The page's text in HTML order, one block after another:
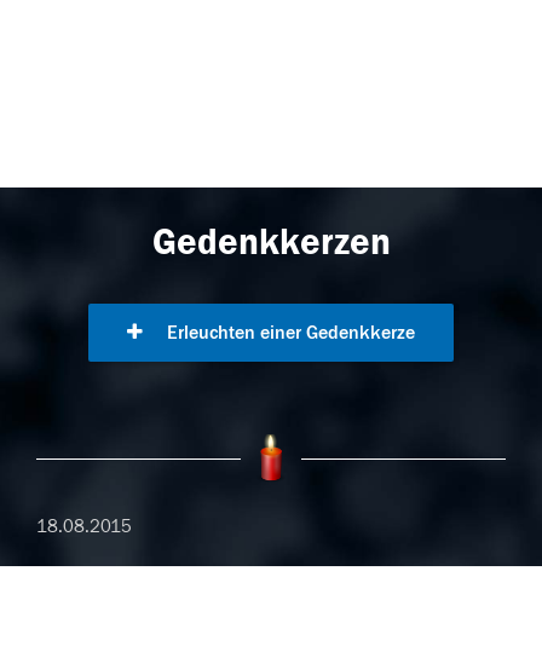
Gedenkkerzen
Erleuchten einer Gedenkkerze
18.08.2015